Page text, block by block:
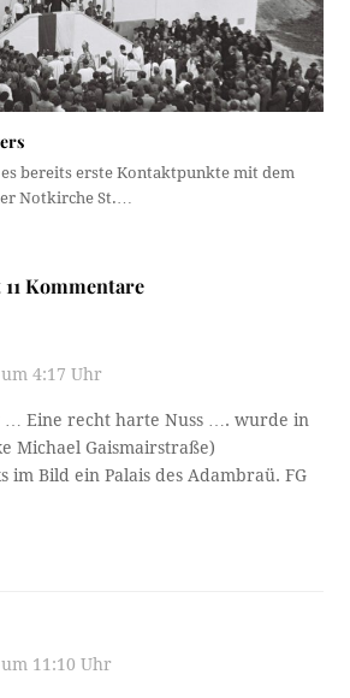
bereits erste Kontaktpunkte mit dem
Notkirche St.…
Kommentare
4:17 Uhr
… Eine recht harte Nuss …. wurde in
Michael Gaismairstraße)
im Bild ein Palais des Adambraü. FG
11:10 Uhr